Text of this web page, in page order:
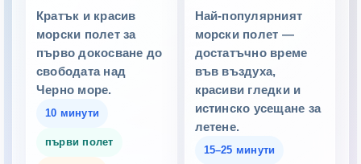
Кратък и красив
морски полет за
първо докосване до
свободата над
Черно море.
10 минути
първи полет
Най-популярният
морски полет —
достатъчно време
във въздуха,
красиви гледки и
истинско усещане за
летене.
15–25 минути